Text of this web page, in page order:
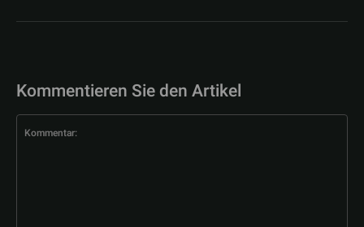
Kommentieren Sie den Artikel